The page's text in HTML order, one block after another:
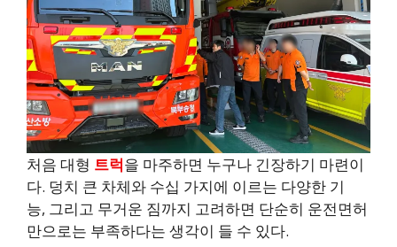
처음 대형 트럭을 마주하면 누구나 긴장하기 마련이
다. 덩치 큰 차체와 수십 가지에 이르는 다양한 기
능, 그리고 무거운 짐까지 고려하면 단순히 운전면허
만으로는 부족하다는 생각이 들 수 있다.